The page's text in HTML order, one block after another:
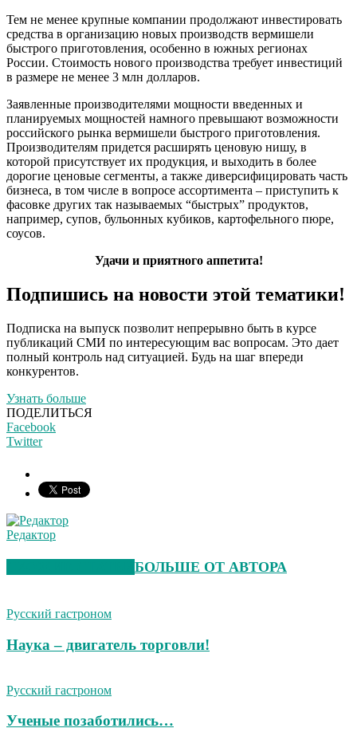
Тем не менее крупные компании продолжают инвестировать
средства в организацию новых производств вермишели
быстрого приготовления, особенно в южных регионах
России. Стоимость нового производства требует инвестиций
в размере не менее 3 млн долларов.
Заявленные производителями мощности введенных и
планируемых мощностей намного превышают возможности
российского рынка вермишели быстрого приготовления.
Производителям придется расширять ценовую нишу, в
которой присутствует их продукция, и выходить в более
дорогие ценовые сегменты, а также диверсифицировать часть
бизнеса, в том числе в вопросе ассортимента – приступить к
фасовке других так называемых “быстрых” продуктов,
например, супов, бульонных кубиков, картофельного пюре,
соусов.
Удачи и приятного аппетита!
Подпишись на новости этой тематики!
Подписка на выпуск позволит непрерывно быть в курсе
публикаций СМИ по интересующим вас вопросам. Это дает
полный контроль над ситуацией. Будь на шаг впереди
конкурентов.
Узнать больше
ПОДЕЛИТЬСЯ
Facebook
Twitter
Редактор
БОЛЬШЕ ОТ АВТОРА
Русский гастроном
Наука – двигатель торговли!
Русский гастроном
Ученые позаботились…